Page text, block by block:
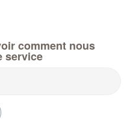
comment nous
service